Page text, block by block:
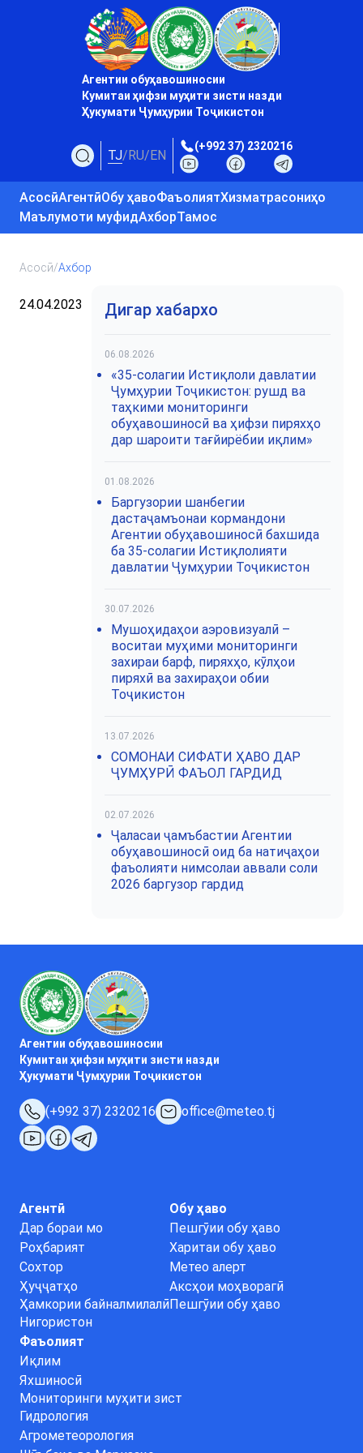
Агентии обуҳавошиносии
Кумитаи ҳифзи муҳити зисти назди
Ҳукумати Ҷумҳурии Тоҷикистон
TJ/RU/EN
(+992 37) 2320216
АсосӣАгентӣОбу ҳавоФаъолиятХизматрасониҳо
Маълумоти муфидАхборТамос
Асосӣ/Ахбор
24.04.2023 Дигар хабархо
06.08.2026
«35-солагии Истиқлоли давлатии
Ҷумҳурии Тоҷикистон: рушд ва
таҳкими мониторинги
обуҳавошиносӣ ва ҳифзи пиряхҳо
дар шароити тағйирёбии иқлим»
01.08.2026
Баргузории шанбегии
дастаҷамъонаи кормандони
Агентии обуҳавошиносӣ бахшида
ба 35-солагии Истиқлолияти
давлатии Ҷумҳурии Тоҷикистон
30.07.2026
Мушоҳидаҳои аэровизуалӣ –
воситаи муҳими мониторинги
захираи барф, пиряхҳо, кӯлҳои
пиряхӣ ва захираҳои обии
Тоҷикистон
13.07.2026
СОМОНАИ СИФАТИ ҲАВО ДАР
ҶУМҲУРӢ ФАЪОЛ ГАРДИД
02.07.2026
Ҷаласаи ҷамъбастии Агентии
обуҳавошиносӣ оид ба натиҷаҳои
фаъолияти нимсолаи аввали соли
2026 баргузор гардид
Агентии обуҳавошиносии
Кумитаи ҳифзи муҳити зисти назди
Ҳукумати Ҷумҳурии Тоҷикистон
(+992 37) 2320216 office@meteo.tj
Агентӣ
Дар бораи мо
Роҳбарият
Сохтор
Ҳуҷҷатҳо
Ҳамкории байналмилалӣ
Нигористон
Обу ҳаво
Пешгӯии обу ҳаво
Харитаи обу ҳаво
Метео алерт
Аксҳои моҳворагӣ
Пешгӯии обу ҳаво
Фаъолият
Иқлим
Яхшиносӣ
Мониторинги муҳити зист
Гидрология
Агрометеорология